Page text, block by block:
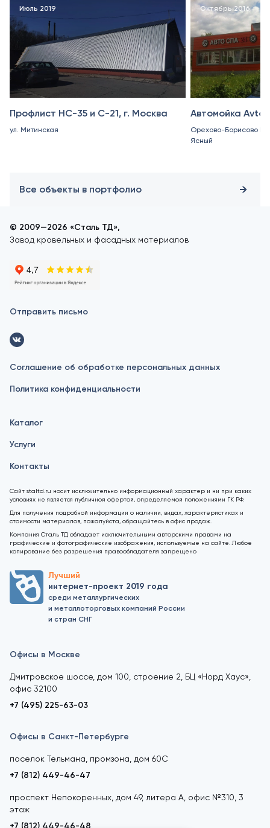
Июль 2019
Профлист НС-35 и С-21, г. Москва
ул. Митинская
Октябрь 2016
Автомойка
Орехово-Борисово
Ясный
Все объекты в портфолио
© 2009—2026 «Сталь ТД»,
Завод кровельных и фасадных материалов
Отправить письмо
Соглашение об обработке персональных данных
Политика конфиденциальности
Каталог
Услуги
Контакты
Сайт staltd.ru носит исключительно информационный характер и ни при каких
условиях не является публичной офертой, определяемой положениями ГК РФ.
Для получения подробной информации о наличии, видах, характеристиках и
стоимости материалов, пожалуйста, обращайтесь в офис продаж.
Компания Сталь ТД обладает исключительными авторскими правами на
графические и фотографические изображения, используемые на сайте. Любое
копирование без разрешения правообладателя запрещено
Лучший
интернет-проект 2019 года
среди металлургических
и металлоторговых компаний России
и стран СНГ
Офисы в Москве
Дмитровское шоссе, дом 100, строение 2, БЦ «Норд Хаус»,
офис 32100
+7 (495) 225-63-03
Офисы в Санкт-Петербурге
поселок Тельмана, промзона, дом 60С
+7 (812) 449-46-47
проспект Непокоренных, дом 49, литера А, офис №310, 3
этаж